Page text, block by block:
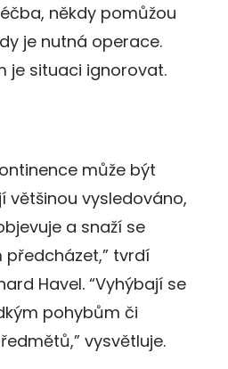
někdy pomůžou
je nutná operace.
je situaci ignorovat.
může být
většinou vysledováno,
a snaží se
tvrdí
Havel. “Vyhýbají se
pohybům či
vysvětluje.